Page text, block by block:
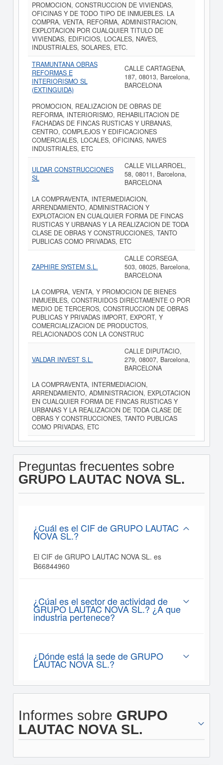
PROMOCION, CONSTRUCCION DE VIVIENDAS,
OFICINAS Y DE TODO TIPO DE INMUEBLES. LA
COMPRA, VENTA, REFORMA, ADMINISTRACION,
EXPLOTACION POR CUALQUIER TITULO DE
VIVIENDAS, EDIFICIOS, LOCALES, NAVES,
INDUSTRIALES, SOLARES, ETC.
TRAMUNTANA OBRAS
REFORMAS E
INTERIORISMO SL
(EXTINGUIDA)
CALLE CARTAGENA,
187, 08013, Barcelona,
BARCELONA
PROMOCION, REALIZACION DE OBRAS DE
REFORMA, INTERIORISMO, REHABILITACION DE
FACHADAS DE FINCAS RUSTICAS Y URBANAS,
CENTRO, COMPLEJOS Y EDIFICACIONES
COMERCIALES, LOCALES, OFICINAS, NAVES
INDUSTRIALES, ETC
ULDAR CONSTRUCCIONES
SL
CALLE VILLARROEL,
58, 08011, Barcelona,
BARCELONA
LA COMPRAVENTA, INTERMEDIACION,
ARRENDAMIENTO, ADMINISTRACION Y
EXPLOTACION EN CUALQUIER FORMA DE FINCAS
RUSTICAS Y URBANAS Y LA REALIZACION DE TODA
CLASE DE OBRAS Y CONSTRUCCIONES, TANTO
PUBLICAS COMO PRIVADAS, ETC
ZAPHIRE SYSTEM S.L.
CALLE CORSEGA,
503, 08025, Barcelona,
BARCELONA
LA COMPRA, VENTA, Y PROMOCION DE BIENES
INMUEBLES, CONSTRUIDOS DIRECTAMENTE O POR
MEDIO DE TERCEROS, CONSTRUCCION DE OBRAS
PUBLICAS Y PRIVADAS IMPORT, EXPORT, Y
COMERCIALIZACION DE PRODUCTOS,
RELACIONADOS CON LA CONSTRUC
VALDAR INVEST S.L.
CALLE DIPUTACIO,
279, 08007, Barcelona,
BARCELONA
LA COMPRAVENTA, INTERMEDIACION,
ARRENDAMIENTO, ADMINISTRACION, EXPLOTACION
EN CUALQUIER FORMA DE FINCAS RUSTICAS Y
URBANAS Y LA REALIZACION DE TODA CLASE DE
OBRAS Y CONSTRUCCIONES, TANTO PUBLICAS
COMO PRIVADAS, ETC
Preguntas frecuentes sobre
GRUPO LAUTAC NOVA SL.
¿Cuál es el CIF de GRUPO LAUTAC
NOVA SL.?
El CIF de GRUPO LAUTAC NOVA SL. es
B66844960
¿Cúal es el sector de actividad de
GRUPO LAUTAC NOVA SL.? ¿A que
industria pertenece?
¿Dónde está la sede de GRUPO
LAUTAC NOVA SL.?
Informes sobre GRUPO
LAUTAC NOVA SL.